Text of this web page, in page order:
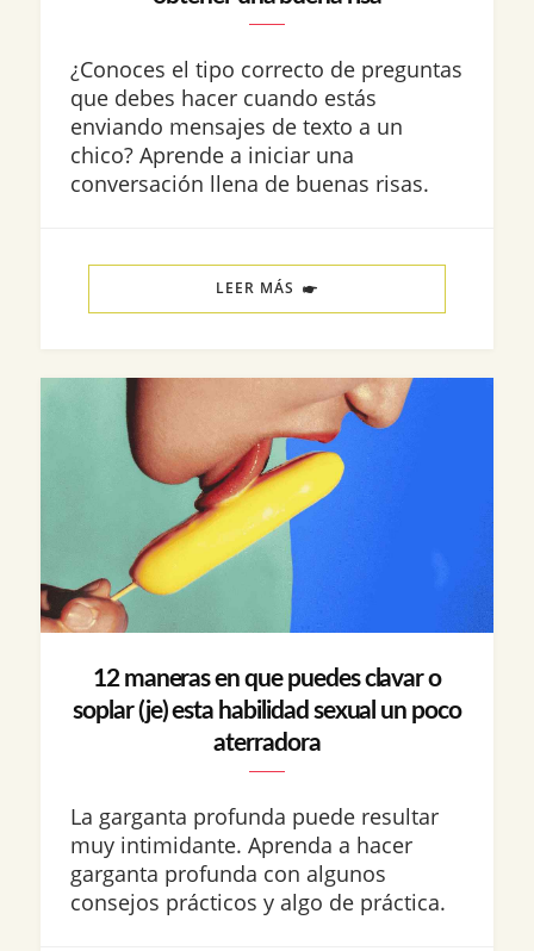
¿Conoces el tipo correcto de preguntas
que debes hacer cuando estás
enviando mensajes de texto a un
chico? Aprende a iniciar una
conversación llena de buenas risas.
LEER MÁS
12 maneras en que puedes clavar o
soplar (je) esta habilidad sexual un poco
aterradora
La garganta profunda puede resultar
muy intimidante. Aprenda a hacer
garganta profunda con algunos
consejos prácticos y algo de práctica.